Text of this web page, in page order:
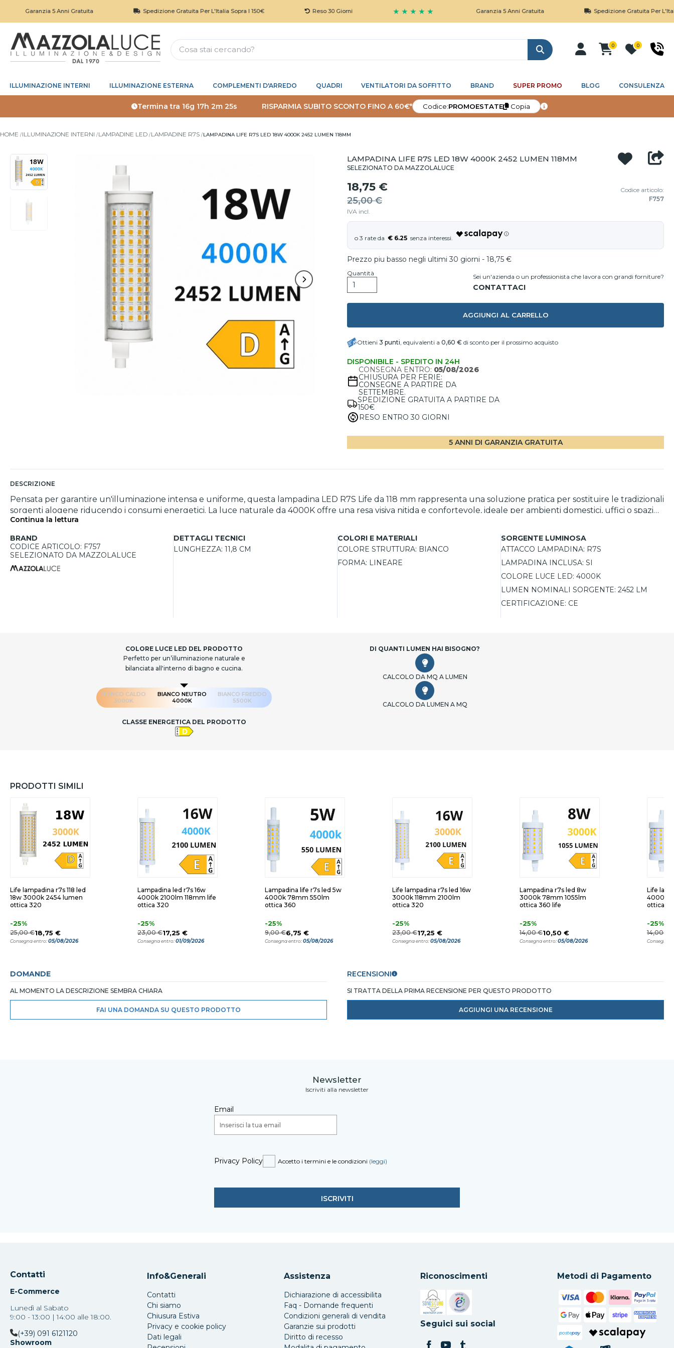
Garanzia 5 Anni Gratuita Spedizione Gratuita Per L'Italia Sopra I 150€ Reso 30 Giorni ★ ★ ★ ★ ★ Garanzia 5 Anni Gratuita Spedizione Gratuita Per L'Italia
Cerca
0 0
ILLUMINAZIONE INTERNI ILLUMINAZIONE ESTERNA COMPLEMENTI D'ARREDO QUADRI VENTILATORI DA SOFFITTO BRAND SUPER PROMO BLOG CONSULENZA
Termina tra 16g 17h 2m 24s RISPARMIA SUBITO SCONTO FINO A 60€* Codice:PROMOESTATE Copia
HOME ILLUMINAZIONE INTERNI LAMPADINE LED LAMPADINE R7S LAMPADINA LIFE R7S LED 18W 4000K 2452 LUMEN 118MM
LAMPADINA LIFE R7S LED 18W 4000K 2452 LUMEN 118MM
SELEZIONATO DA MAZZOLALUCE
18,75 €
25,00 €
IVA incl.
Codice articolo:
F757
€ 6.25
Prezzo piu basso negli ultimi 30 giorni - 18,75 €
Quantità Sei un'azienda o un professionista che lavora con grandi forniture?
AGGIUNGI AL CARRELLO
Ottieni 3 punti, equivalenti a 0,60 € di sconto per il prossimo acquisto
DISPONIBILE - SPEDITO IN 24H
CONSEGNA ENTRO: 05/08/2026
CHIUSURA PER FERIE:
CONSEGNE A PARTIRE DA
SETTEMBRE.
SPEDIZIONE GRATUITA A PARTIRE DA
150€
RESO ENTRO 30 GIORNI
5 ANNI DI GARANZIA GRATUITA
DESCRIZIONE
Pensata per garantire un'illuminazione intensa e uniforme, questa lampadina LED R7S Life da 118 mm rappresenta una soluzione pratica per sostituire le tradizionali
sorgenti alogene riducendo i consumi energetici. La luce naturale da 4000K offre una resa visiva nitida e confortevole, ideale per ambienti domestici, uffici o spazi
commerciali. Con una potenza luminosa di 2452 lumen assicura un'ottima diffusione della luce, mentre la struttura compatta lineare in finitura bianca si integra
facilmente in piantane, applique e faretti compatibili con attacco R7S.
Continua la lettura
BRAND
CODICE ARTICOLO: F757
SELEZIONATO DA MAZZOLALUCE
DETTAGLI TECNICI
LUNGHEZZA: 11,8 CM
COLORI E MATERIALI
COLORE STRUTTURA: BIANCO
FORMA: LINEARE
SORGENTE LUMINOSA
ATTACCO LAMPADINA: R7S
LAMPADINA INCLUSA: SI
COLORE LUCE LED: 4000K
LUMEN NOMINALI SORGENTE: 2452 LM
CERTIFICAZIONE: CE
COLORE LUCE LED DEL PRODOTTO
Perfetto per un’illuminazione naturale e
bilanciata all'interno di bagno e cucina.
BIANCO CALDO
3000K
BIANCO NEUTRO
4000K
BIANCO FREDDO
5500K
CLASSE ENERGETICA DEL PRODOTTO
DI QUANTI LUMEN HAI BISOGNO?
CALCOLO DA MQ A LUMEN
CALCOLO DA LUMEN A MQ
PRODOTTI SIMILI
Life lampadina r7s 118 led
18w 3000k 2454 lumen
ottica 320
-25%
25,00 €18,75 €
Consegna entro:05/08/2026
Lampadina led r7s 16w
4000k 2100lm 118mm life
ottica 320
-25%
23,00 €17,25 €
Consegna entro:01/09/2026
Lampadina life r7s led 5w
4000k 78mm 550lm
ottica 360
-25%
9,00 €6,75 €
Consegna entro:05/08/2026
Life lampadina r7s led 16w
3000k 118mm 2100lm
ottica 320
-25%
23,00 €17,25 €
Consegna entro:05/08/2026
Lampadina r7s led 8w
3000k 78mm 1055lm
ottica 360 life
-25%
14,00 €10,50 €
Consegna entro:05/08/2026
Life
4000k
ottica
-25%
14,00 €
Consegna
DOMANDE
AL MOMENTO LA DESCRIZIONE SEMBRA CHIARA
FAI UNA DOMANDA SU QUESTO PRODOTTO
RECENSIONI
SI TRATTA DELLA PRIMA RECENSIONE PER QUESTO PRODOTTO
AGGIUNGI UNA RECENSIONE
Newsletter
Iscriviti alla newsletter
Email
Privacy Policy Accetto i termini e le condizioni (leggi)
Contatti
E-Commerce
Lunedì al Sabato
9:00 - 13:00 | 14:00 alle 18:00.
(+39) 091 6121120
Showroom
Info&Generali
Contatti
Chi siamo
Chiusura Estiva
Privacy e cookie policy
Dati legali
Assistenza
Dichiarazione di accessibilita
Faq - Domande frequenti
Condizioni generali di vendita
Garanzie sui prodotti
Diritto di recesso
Riconoscimenti
Si apre in una nuova scheda
Si apre in una nuova scheda
Seguici sui social
Metodi di Pagamento
postepay